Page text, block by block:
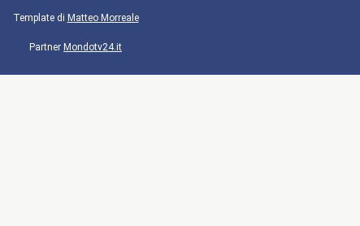
Template di Matteo Morreale
Partner Mondotv24.it